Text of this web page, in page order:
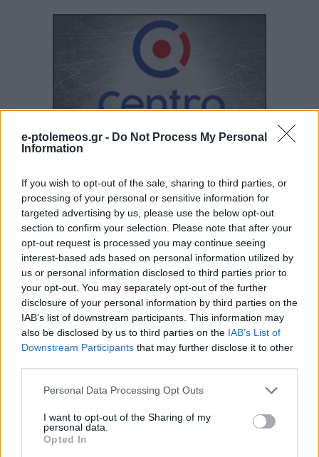
e-ptolemeos.gr - Do Not Process My Personal
Information
If you wish to opt-out of the sale, sharing to third parties, or
processing of your personal or sensitive information for
targeted advertising by us, please use the below opt-out
section to confirm your selection. Please note that after your
opt-out request is processed you may continue seeing
interest-based ads based on personal information utilized by
us or personal information disclosed to third parties prior to
your opt-out. You may separately opt-out of the further
disclosure of your personal information by third parties on the
IAB’s list of downstream participants. This information may
also be disclosed by us to third parties on the IAB’s List of
Downstream Participants that may further disclose it to other
Please note that this website/app uses one or more Google
not limited to your visit or usage behaviour. You may click to
grant or deny consent to Google and its third-party tags to
use your data for below specified purposes in below Google
Personal Data Processing Opt Outs
I want to opt-out of the Sharing of my
personal data.
Opted In